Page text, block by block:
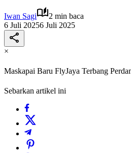
Iwan Sagi
2 min baca
6 Juli 20256 Juli 2025
×
Maskapai Baru FlyJaya Terbang
Sebarkan artikel ini